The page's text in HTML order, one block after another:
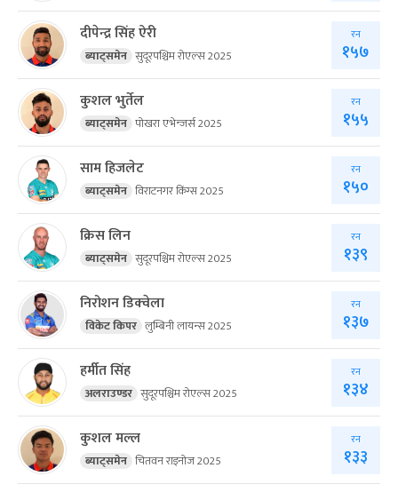
दीपेन्द्र सिंह ऐरी
ब्याट्समेन सुदूरपश्चिम रोएल्स 2025
रन
१५७
कुशल भुर्तेल
ब्याट्समेन पोखरा एभेन्जर्स 2025
रन
१५५
साम हिजलेट
ब्याट्समेन विराटनगर किंग्स 2025
रन
१५०
क्रिस लिन
ब्याट्समेन सुदूरपश्चिम रोएल्स 2025
रन
१३९
निरोशन डिक्‍वेला
विकेट किपर लुम्बिनी लायन्स 2025
रन
१३७
हर्मीत सिंह
अलराउण्डर सुदूरपश्चिम रोएल्स 2025
रन
१३४
कुशल मल्ल
ब्याट्समेन चितवन राइनोज 2025
रन
१३३